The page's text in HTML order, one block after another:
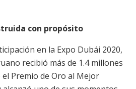
con propósito
en la Expo Dubái 2020,
recibió más de 1.4 millones
Premio de Oro al Mejor